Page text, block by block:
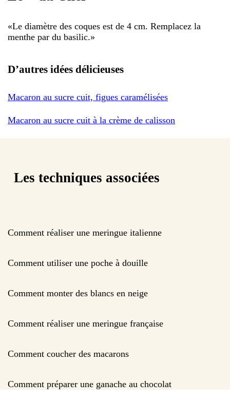
«Le diamètre des coques est de 4 cm. Remplacez la
menthe par du basilic.»
D’autres idées délicieuses
Macaron au sucre cuit, figues caramélisées
Macaron au sucre cuit à la crème de calisson
Les techniques associées
Comment réaliser une meringue italienne
Comment utiliser une poche à douille
Comment monter des blancs en neige
Comment réaliser une meringue française
Comment coucher des macarons
Comment préparer une ganache au chocolat